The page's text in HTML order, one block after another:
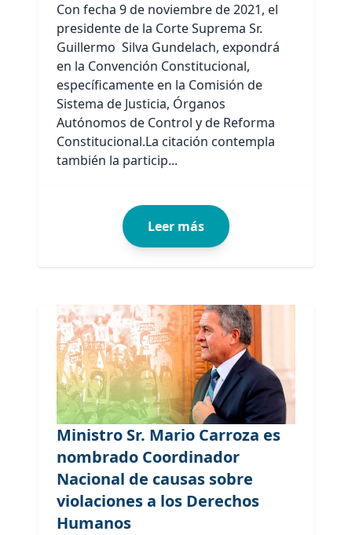
Con fecha 9 de noviembre de 2021, el
presidente de la Corte Suprema Sr.
Guillermo Silva Gundelach, expondrá
en la Convención Constitucional,
específicamente en la Comisión de
Sistema de Justicia, Órganos
Autónomos de Control y de Reforma
Constitucional.La citación contempla
también la particip...
Leer más
Ministro Sr. Mario Carroza es
nombrado Coordinador
Nacional de causas sobre
violaciones a los Derechos
Humanos